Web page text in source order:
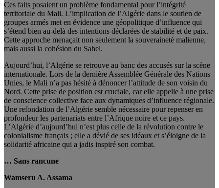
Ces faits posaient un problème fondamental pour l’intégrité
territoriale du Mali. L’implication de l’Algérie dans le soutien de
groupes armés met en évidence une géopolitique d’influence qui
s’étend bien au-delà des intentions déclarées de stabilité et de paix.
Cette approche menaçait non seulement la souveraineté malienne,
mais aussi la cohésion du Sahel.
Aujourd’hui, l’Algérie se retrouve au banc des accusés sur la scène
internationale. Lors de la dernière Assemblée Générale des Nations
Unies, le Mali n’a pas hésité à dénoncer l’attitude de son voisin du
Nord. Cette prise de position est cruciale, car elle appelle à une prise
de conscience collective face aux dynamiques d’influence régionale.
Une refondation de l’Algérie semble nécessaire pour repenser en
profondeur les partenariats entre l’Afrique noire et ce pays.
L’Algérie d’aujourd’hui n’est plus celle de la révolution contre le
colonialisme français ; elle a dévié de ses idéaux et s’éloigne de la
solidarité africaine qui a jadis inspiré son combat.
… Sans rancune
Wamseru A. Assama